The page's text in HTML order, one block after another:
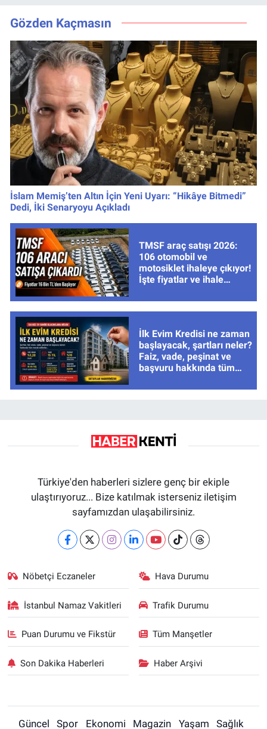
Gözden Kaçmasın
İslam Memiş’ten Altın İçin Yeni Uyarı: “Hikâye Bitmedi”
Dedi, İki Senaryoyu Açıkladı
TMSF araç satışı 2026:
106 otomobil ve
motosiklet ihaleye çıkıyor!
İşte fiyatlar ve ihale
İlk Evim Kredisi ne zaman
başlayacak, şartları neler?
Faiz, vade, peşinat ve
başvuru hakkında tüm
Türkiye'den haberleri sizlere genç bir ekiple
ulaştırıyoruz... Bize katılmak isterseniz iletişim
sayfamızdan ulaşabilirsiniz.
Nöbetçi Eczaneler Hava Durumu
İstanbul Namaz Vakitleri Trafik Durumu
Puan Durumu ve Fikstür Tüm Manşetler
Son Dakika Haberleri Haber Arşivi
Güncel Spor Ekonomi Magazin Yaşam Sağlık